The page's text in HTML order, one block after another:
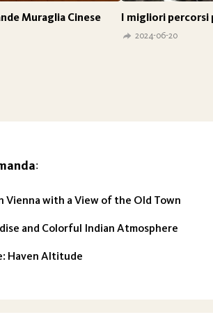
Muraglia Cinese I migliori percorsi
2024-06-20
:
Vienna with a View of the Old Town
and Colorful Indian Atmosphere
Haven Altitude